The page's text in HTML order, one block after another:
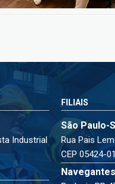
Industrial
FILIAIS
São Paulo-
Rua Pais
CEP 05424-